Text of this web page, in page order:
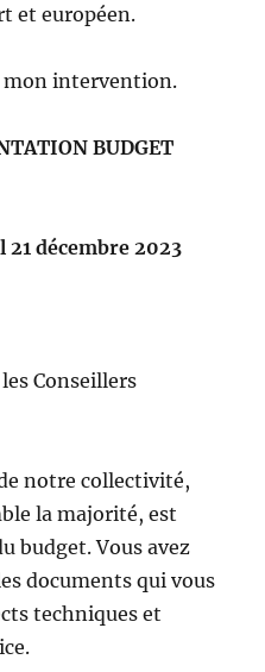
et européen.
mon intervention.
BUDGET
21 décembre 2023
Conseillers
notre collectivité,
la majorité, est
budget. Vous avez
documents qui vous
techniques et